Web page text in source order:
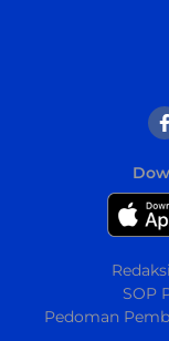
Redaksi
SOP
Pedoman